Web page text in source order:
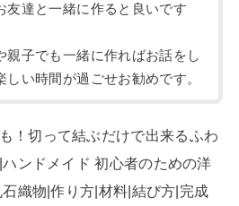
友達と一緒に作ると良いです
親子でも一緒に作ればお話をし
しい時間が過ごせお勧めです。